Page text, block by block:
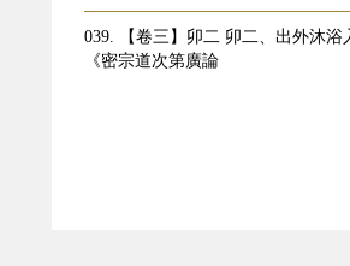
039. 【卷三】卯二 卯二、出外
《密宗道次第廣論